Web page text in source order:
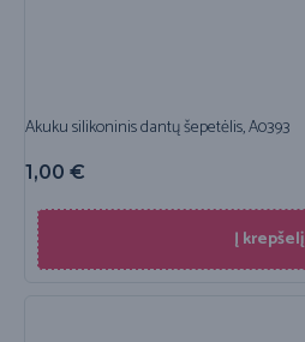
Akuku silikoninis dantų šepetėlis, A0393
1,00 €
Į krepšelį